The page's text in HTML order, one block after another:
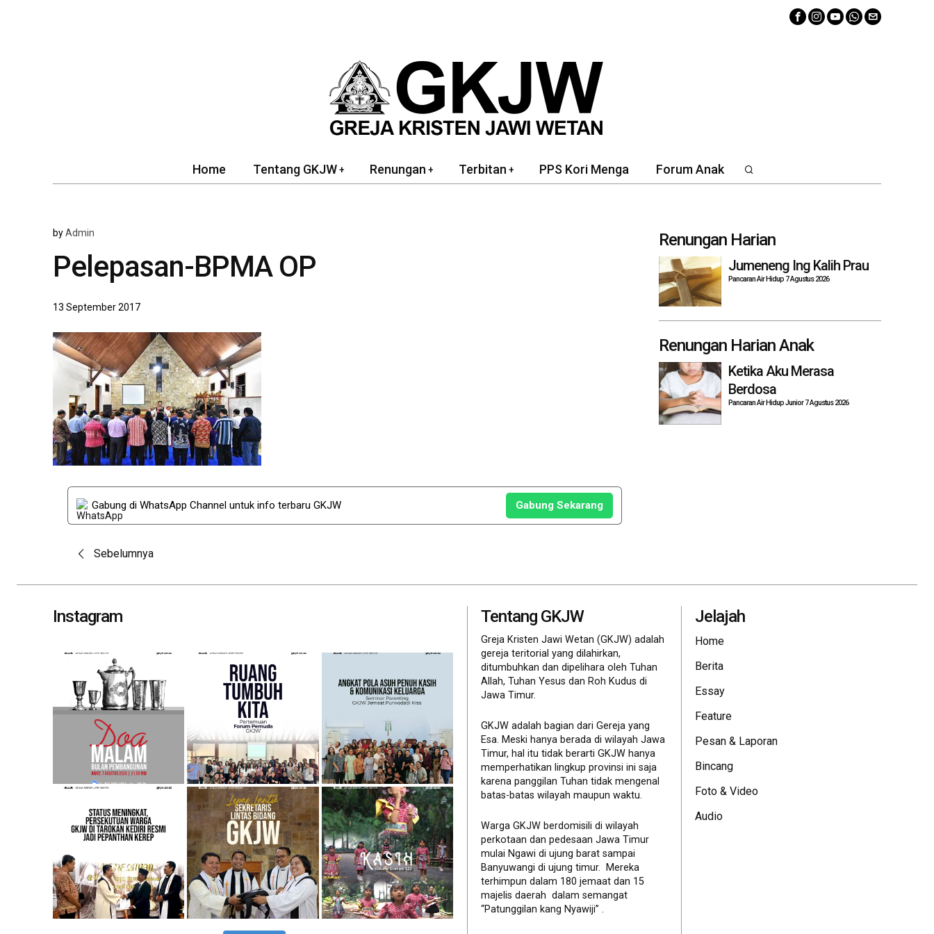
Home Tentang GKJW Renungan Terbitan PPS Kori Menga Forum Anak
byAdmin
Pelepasan-BPMA OP
13 September 2017
Gabung di WhatsApp Channel untuk info terbaru GKJW Gabung Sekarang
Post
navigation
Sebelumnya
Renungan Harian
Jumeneng Ing Kalih Prau
Pancaran Air Hidup 7 Agustus 2026
Renungan Harian Anak
Ketika Aku Merasa
Berdosa
Pancaran Air Hidup Junior 7 Agustus 2026
Instagram Tentang GKJW
Greja Kristen Jawi Wetan (GKJW) adalah
gereja teritorial yang dilahirkan,
ditumbuhkan dan dipelihara oleh Tuhan
Allah, Tuhan Yesus dan Roh Kudus di
Jawa Timur.
GKJW adalah bagian dari Gereja yang
Esa. Meski hanya berada di wilayah Jawa
Timur, hal itu tidak berarti GKJW hanya
memperhatikan lingkup provinsi ini saja
karena panggilan Tuhan tidak mengenal
batas-batas wilayah maupun waktu.
Warga GKJW berdomisili di wilayah
perkotaan dan pedesaan Jawa Timur
mulai Ngawi di ujung barat sampai
Banyuwangi di ujung timur. Mereka
terhimpun dalam 180 jemaat dan 15
majelis daerah dalam semangat
“Patunggilan kang Nyawiji” .
Jelajah
Home
Berita
Essay
Feature
Pesan & Laporan
Bincang
Foto & Video
Audio